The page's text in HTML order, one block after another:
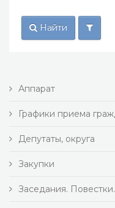
Найти
Аппарат
Графики приема
Депутаты, округа
Закупки
Заседания.